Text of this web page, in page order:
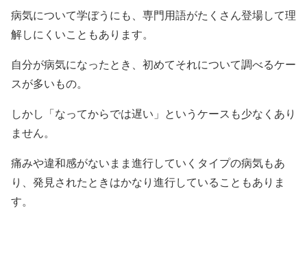
病気について学ぼうにも、専門用語がたくさん登場して理
解しにくいこともあります。
自分が病気になったとき、初めてそれについて調べるケー
スが多いもの。
しかし「なってからでは遅い」というケースも少なくあり
ません。
痛みや違和感がないまま進行していくタイプの病気もあ
り、発見されたときはかなり進行していることもありま
す。